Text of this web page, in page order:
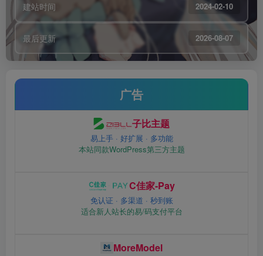
建站时间 2024-02-10
最后更新 2026-08-07
广告
子比主题
易上手 · 好扩展 · 多功能
本站同款WordPress第三方主题
C佳家-Pay
免认证 · 多渠道 · 秒到账
适合新人站长的易/码支付平台
MoreModel